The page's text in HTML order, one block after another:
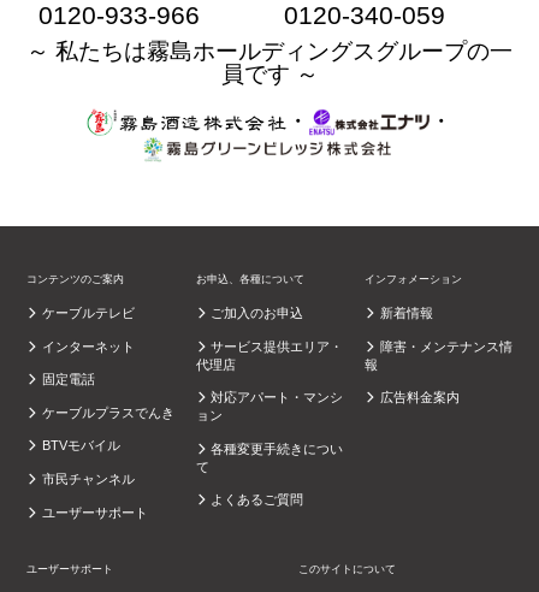
0120-933-966 0120-340-059
～ 私たちは霧島ホールディングスグループの一
員です ～
・
・
コンテンツのご案内
ケーブルテレビ
インターネット
固定電話
ケーブルプラスでんき
BTVモバイル
市民チャンネル
ユーザーサポート
お申込、各種について
ご加入のお申込
サービス提供エリア・
代理店
対応アパート・マンシ
ョン
各種変更手続きについ
て
よくあるご質問
インフォメーション
新着情報
障害・メンテナンス情
報
広告料金案内
ユーザーサポート このサイトについて